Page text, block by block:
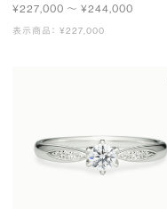
¥227,000 〜 ¥244,000
表示商品： ¥227,000